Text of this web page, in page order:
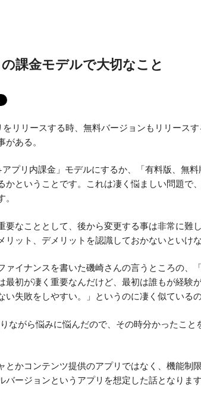
課金モデルで大切なこと
リリースする時、無料バージョンもリリース
ある。
プリ内課金」モデルにするか、「有料版、無料
かということです。これは凄く悩ましい問題で
要なこととして、後から変更する事は非常に難
リット、デメリットを認識しておかないといけ
ァイナンスを書いた磯崎さんの言うところの、
最初が凄く重要なんだけど、最初は誰もが経験が
い失敗をしやすい。」というのに凄く似ている
ながら悩みに悩んだので、その時分かったこと
とかコンテンツ提供のアプリではなく、機能制
バージョンというアプリを想定した話となります